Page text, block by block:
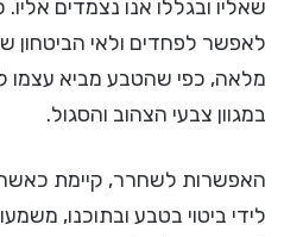
שאליו ובגללו אנו נצמדים
לאפשר לפחדים ולאי הביטחון
מלאה, כפי שהטבע מביא עצמו
במגוון צבעי הצהוב והסגול.
האפשרות לשחרר, קיימת כאשר
לידי ביטוי בטבע ובתוכנו,